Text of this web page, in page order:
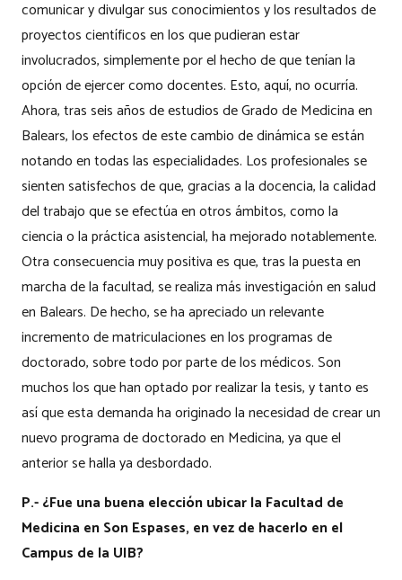
comunicar y divulgar sus conocimientos y los resultados de
proyectos científicos en los que pudieran estar
involucrados, simplemente por el hecho de que tenían la
opción de ejercer como docentes. Esto, aquí, no ocurría.
Ahora, tras seis años de estudios de Grado de Medicina en
Balears, los efectos de este cambio de dinámica se están
notando en todas las especialidades. Los profesionales se
sienten satisfechos de que, gracias a la docencia, la calidad
del trabajo que se efectúa en otros ámbitos, como la
ciencia o la práctica asistencial, ha mejorado notablemente.
Otra consecuencia muy positiva es que, tras la puesta en
marcha de la facultad, se realiza más investigación en salud
en Balears. De hecho, se ha apreciado un relevante
incremento de matriculaciones en los programas de
doctorado, sobre todo por parte de los médicos. Son
muchos los que han optado por realizar la tesis, y tanto es
así que esta demanda ha originado la necesidad de crear un
nuevo programa de doctorado en Medicina, ya que el
anterior se halla ya desbordado.
P.- ¿Fue una buena elección ubicar la Facultad de
Medicina en Son Espases, en vez de hacerlo en el
Campus de la UIB?